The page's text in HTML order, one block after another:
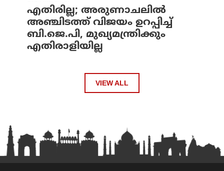
എതിരില്ല; അരുണാചലില്‍
അഞ്ചിടത്ത് വിജയം ഉറപ്പിച്ച്
ബി.ജെ.പി, മുഖ്യമന്ത്രിക്കും
എതിരാളിയില്ല
VIEW ALL